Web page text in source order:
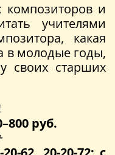
и
учителями
какая
в молодые годы,
своих старших
руб.